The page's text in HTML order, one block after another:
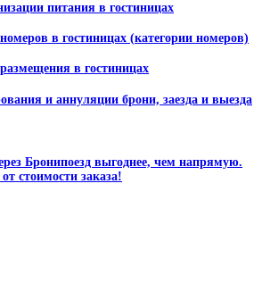
питания в гостиницах
в гостиницах (категории номеров)
в гостиницах
и аннуляции брони, заезда и выезда
Бронипоезд выгоднее, чем напрямую.
стоимости заказа!